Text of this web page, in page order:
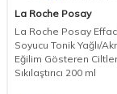
La Roche Posay
La Roche Posay
Soyucu Tonik Yağlı/
Eğilim Gösteren
Sıkılaştırıcı 200 ml